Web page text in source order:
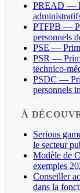
PREAD —
PTFPB —
personnels
PSE —
PSR —
technico-
PSDC —
personnels
À
Serious
le secteur
Modèle de
exemples
Conseiller
dans la